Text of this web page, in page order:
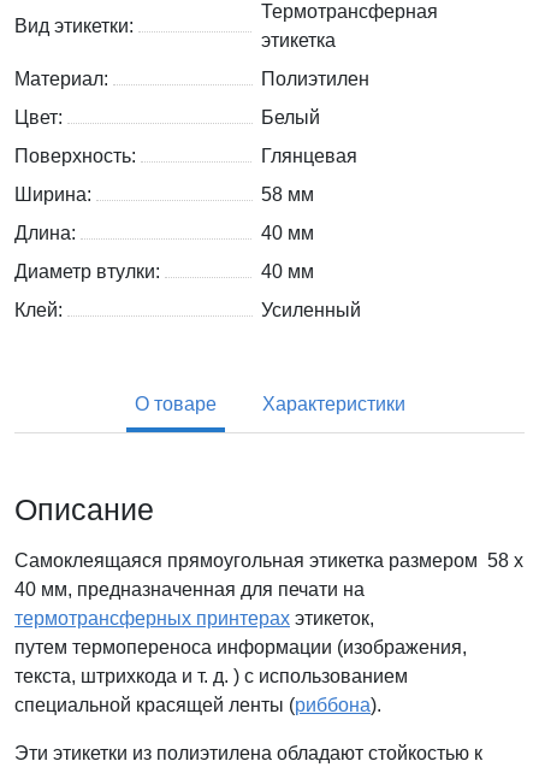
Вид этикетки:
Термотрансферная
этикетка
Материал:
Полиэтилен
Цвет:
Белый
Поверхность:
Глянцевая
Ширина:
58 мм
Длина:
40 мм
Диаметр втулки:
40 мм
Клей:
Усиленный
О товаре Характеристики
Описание
Самоклеящаяся прямоугольная этикетка размером 58 x
40 мм, предназначенная для печати на
термотрансферных принтерах этикеток,
путем термопереноса информации (изображения,
текста, штрихкода и т. д. ) с использованием
специальной красящей ленты (риббона).
Эти этикетки из полиэтилена обладают стойкостью к